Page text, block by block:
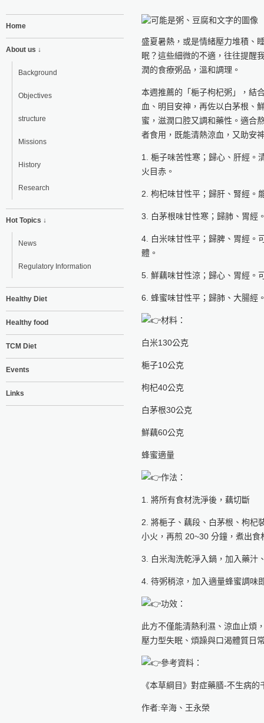
Home
About us ↓
Background
Objectives
structure
Missions
History
Research
Hot Topics ↓
News
Regulatory Information
Healthy Diet
Healthy food
TCM Diet
Events
Links
盛夏暑熱，或是情緒壓力堆積、
眠？這些細微的不適，往往提醒
潤的食療粥品，溫和調理。
本週推薦的「梔子枸杞粥」，結
血、明目安神，再佐以白茅根、
蜜，滋潤口腔又調和藥性。適合
者食用，既能清熱涼血，又助安
1. 梔子味苦性寒；歸心、肝經。
火目赤。
2. 枸杞味甘性平；歸肝、腎經。
3. 白茅根味甘性寒；歸肺、胃經
4. 白米味甘性平；歸脾、胃經。
體。
5. 鮮藕味甘性涼；歸心、胃經。
6. 蜂蜜味甘性平；歸肺、大腸經
材料：
白米130公克
梔子10公克
枸杞40公克
白茅根30公克
鮮藕60公克
蜂蜜適量
作法：
1. 將所有食材洗淨後，藕切斷
2. 將梔子、藕段、白茅根、枸杞
小火，再煎 20~30 分鐘，煮出食
3. 白米淘洗乾淨入鍋，加入藥汁
4. 待粥稍涼，加入適量蜂蜜調味
功效：
此方不僅能清熱利濕、涼血止煩
壓力型失眠、煩躁與口渴體質日
參考資料：
《本草綱目》對症藥膳-不生病的
作者:辛海、王永榮